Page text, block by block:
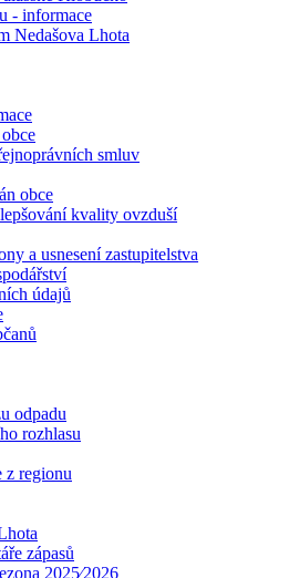
- informace
Nedašova Lhota
smluv
obce
kvality ovzduší
a usnesení zastupitelstva
údajů
odpadu
rozhlasu
z regionu
zápasů
2025⁄2026